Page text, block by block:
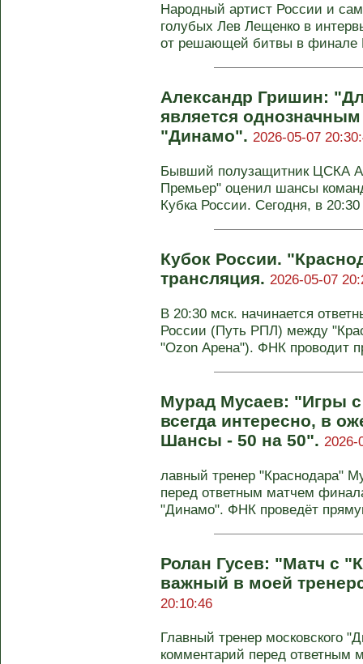
Народный артист России и
голубых Лев Лещенко в
от решающей битвы в финале
Александр Гришин:
является
"Динамо". 2026-05-07
Бывший полузащитник ЦСКА
Премьер" оценил шансы
Кубка России. Сегодня, в
Кубок России.
трансляция. 2026-05-07
В 20:30 мск. начинается
России (Путь РПЛ) между
"Ozon Арена"). ФНК проводит
Мурад Мусаев: "Игры
всегда интересно, в
Шансы - 50 на 50". 2026-
лавный тренер "Краснодара"
перед ответным матчем
"Динамо". ФНК проведёт
Ролан Гусев: "Матч с
важный в моей
20:10:46
Главный тренер московского
комментарий перед